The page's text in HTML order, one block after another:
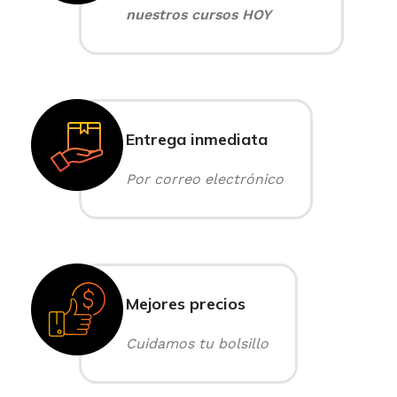
nuestros cursos HOY
Entrega inmediata
Por correo electrónico
Mejores precios
Cuidamos tu bolsillo